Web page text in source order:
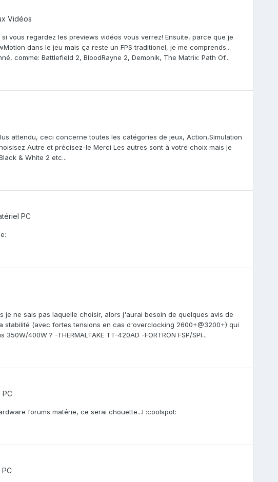
Vidéos
vous regardez les previews vidéos vous verrez! Ensuite, parce que je
dans le jeu mais ça reste un FPS traditionel, je me comprends...
comme: Battlefield 2, BloodRayne 2, Demonik, The Matrix: Path Of...
attendu, ceci concerne toutes les catégories de jeux, Action,Simulation
Autre et précisez-le Merci Les autres sont à votre choix mais je
& White 2 etc...
PC
ne sais pas laquelle choisir, alors j'aurai besoin de quelques avis de
(avec fortes tensions en cas d'overclocking 2600+@3200+) qui
400W ? -THERMALTAKE TT-420AD -FORTRON FSP/SPI...
PC
forums matérie, ce serai chouette...l :coolspot: